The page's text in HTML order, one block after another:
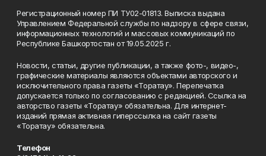
Регистрационный номер ПИ ТУ02-01813. Выписка выдана
Управлением Федеральной службы по надзору в сфере связи,
информационных технологий и массовых коммуникаций по
Республике Башкортостан от 19.05.2025 г.
Новости, статьи, другие публикации, а также фото-, видео-,
графические материалы являются объектами авторского и
исключительного права газеты «Торатау». Перепечатка
допускается только по согласованию с редакцией. Ссылка на
авторство газеты «Торатау» обязательна. Для интернет-
изданий прямая активная гиперссылка на сайт газеты
«Торатау» обязательна.
Телефон